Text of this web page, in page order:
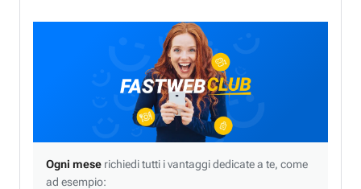
Ogni mese richiedi tutti i vantaggi dedicate a te, come
ad esempio: